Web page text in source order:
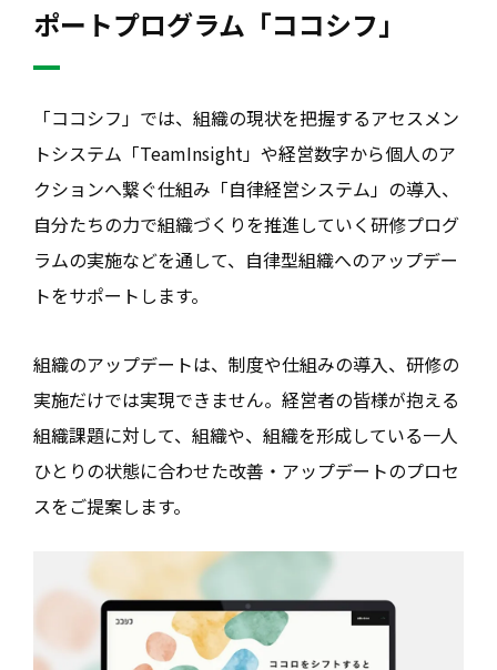
ポートプログラム「ココシフ」
「ココシフ」では、組織の現状を把握するアセスメン
トシステム「TeamInsight」や経営数字から個人のア
クションへ繋ぐ仕組み「自律経営システム」の導入、
自分たちの力で組織づくりを推進していく研修プログ
ラムの実施などを通して、自律型組織へのアップデー
トをサポートします。
組織のアップデートは、制度や仕組みの導入、研修の
実施だけでは実現できません。経営者の皆様が抱える
組織課題に対して、組織や、組織を形成している一人
ひとりの状態に合わせた改善・アップデートのプロセ
スをご提案します。